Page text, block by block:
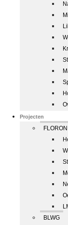
Projecten
FLORON
BLWG